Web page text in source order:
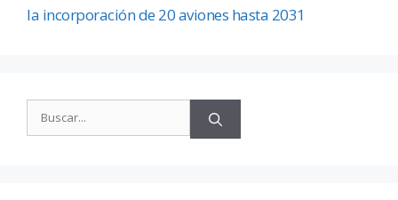
la incorporación de 20 aviones hasta 2031